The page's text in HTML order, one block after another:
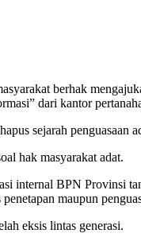
berhak
dari kantor
sejarah penguasaan
hak masyarakat adat.
internal BPN Provinsi
maupun
eksis lintas generasi.